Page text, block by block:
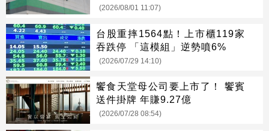
(2026/08/01 11:07)
台股重摔1564點！上市櫃119家
吞跌停 「這模組」逆勢噴6%
(2026/07/29 14:10)
饗食天堂母公司要上市了！ 饗賓
送件掛牌 年賺9.27億
(2026/07/28 08:54)